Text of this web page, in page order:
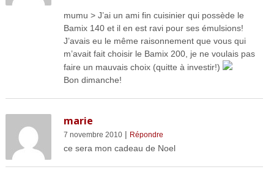
mumu > J’ai un ami fin cuisinier qui possède le
Bamix 140 et il en est ravi pour ses émulsions!
J’avais eu le même raisonnement que vous qui
m’avait fait choisir le Bamix 200, je ne voulais pas
faire un mauvais choix (quitte à investir!)
Bon dimanche!
marie
7 novembre 2010| Répondre
ce sera mon cadeau de Noel